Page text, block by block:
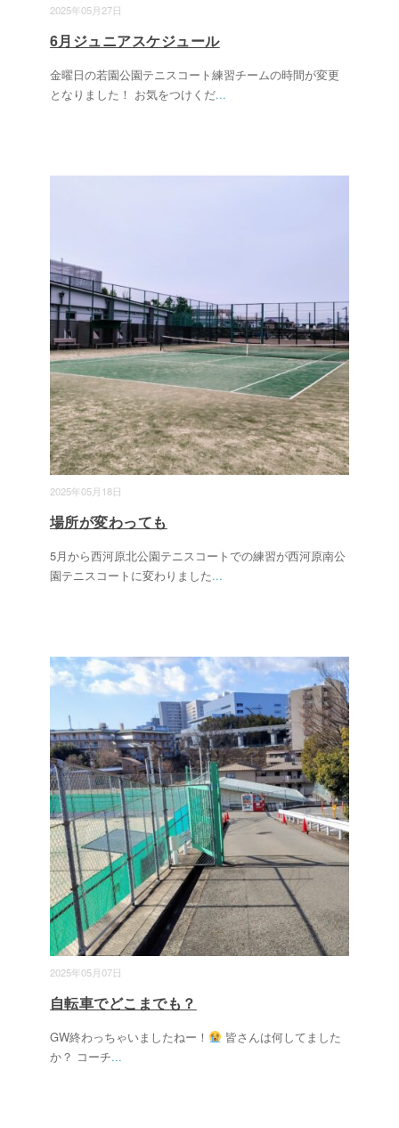
2025年05月27日
6月ジュニアスケジュール
金曜日の若園公園テニスコート練習チームの時間が変更
となりました！ お気をつけくだ...
2025年05月18日
場所が変わっても
5月から西河原北公園テニスコートでの練習が西河原南公
園テニスコートに変わりました...
2025年05月07日
自転車でどこまでも？
GW終わっちゃいましたねー！
皆さんは何してました
か？ コーチ...